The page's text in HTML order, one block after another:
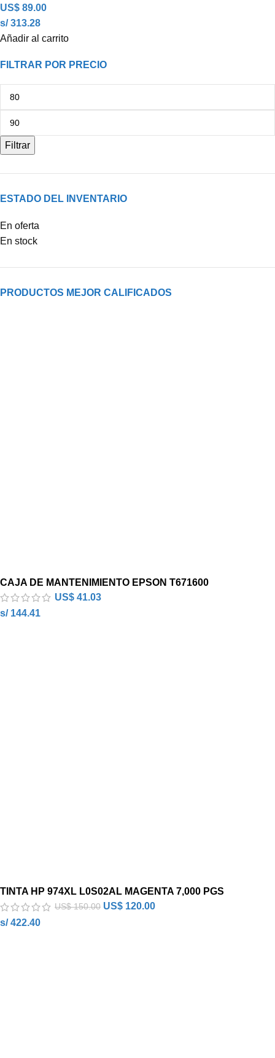
FILTRAR POR PRECIO
Filtrar
ESTADO DEL INVENTARIO
En oferta
En stock
PRODUCTOS MEJOR CALIFICADOS
CAJA DE MANTENIMIENTO EPSON T671600
US$ 41.03
s/ 144.41
TINTA HP 974XL L0S02AL MAGENTA 7,000 PGS
US$150.00 US$ 120.00
s/ 422.40
US$ 89.00
s/ 313.28
Añadir al carrito